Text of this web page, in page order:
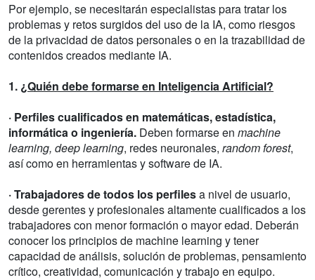
Por ejemplo, se necesitarán especialistas para tratar los
problemas y retos surgidos del uso de la IA, como riesgos
de la privacidad de datos personales o en la trazabilidad de
contenidos creados mediante IA.
1. ¿Quién debe formarse en Inteligencia Artificial?
· Perfiles cualificados en matemáticas, estadística,
informática o ingeniería. Deben formarse en machine
learning, deep learning, redes neuronales, random forest,
así como en herramientas y software de IA.
· Trabajadores de todos los perfilesa nivel de usuario,
desde gerentes y profesionales altamente cualificados a los
trabajadores con menor formación o mayor edad. Deberán
conocer los principios de machine learning y tener
capacidad de análisis, solución de problemas, pensamiento
crítico, creatividad, comunicación y trabajo en equipo.